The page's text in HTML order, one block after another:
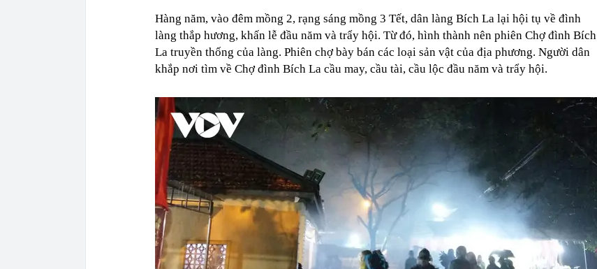
Hàng năm, vào đêm mồng 2, rạng sáng mồng 3 Tết, dân làng Bích La lại hội tụ về đình
làng thắp hương, khấn lễ đầu năm và trẩy hội. Từ đó, hình thành nên phiên Chợ đình Bích
La truyền thống của làng. Phiên chợ bày bán các loại sản vật của địa phương. Người dân
khắp nơi tìm về Chợ đình Bích La cầu may, cầu tài, cầu lộc đầu năm và trẩy hội.